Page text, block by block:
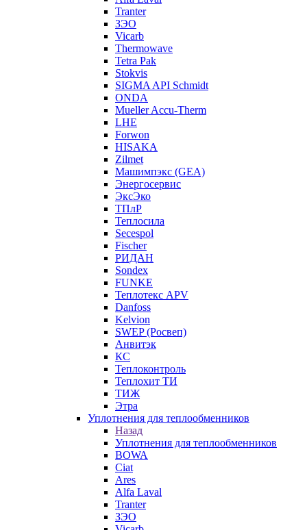
Tranter
ЗЭО
Vicarb
Thermowave
Tetra Pak
Stokvis
SIGMA API Schmidt
ONDA
Mueller Accu-Therm
LHE
Forwon
HISAKA
Zilmet
Машимпэкс (GEA)
Энергосервис
ЭксЭко
ТПлР
Теплосила
Secespol
Fischer
РИДАН
Sondex
FUNKE
Теплотекс APV
Danfoss
Kelvion
SWEP (Росвеп)
Анвитэк
КС
Теплоконтроль
Теплохит ТИ
ТИЖ
Этра
Уплотнения для теплообменников
Назад
Уплотнения для теплообменников
BOWA
Ciat
Ares
Alfa Laval
Tranter
ЗЭО